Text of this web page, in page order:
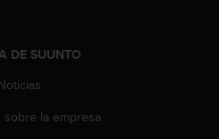
DE SUUNTO
sobre la empresa